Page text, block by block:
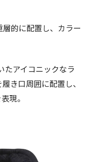
的に配置し、カラー
アイコニックなラ
き口周囲に配置し、
現。